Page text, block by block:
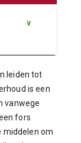
v
leiden tot
is een
vanwege
fors
middelen om